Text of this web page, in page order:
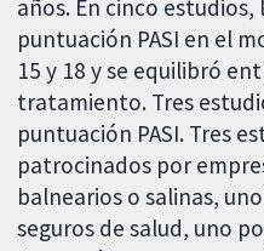
años. En cinco estudios,
puntuación PASI en el
15 y 18 y se equilibró
tratamiento. Tres
puntuación PASI. Tres
patrocinados por
balnearios o salinas,
seguros de salud, uno